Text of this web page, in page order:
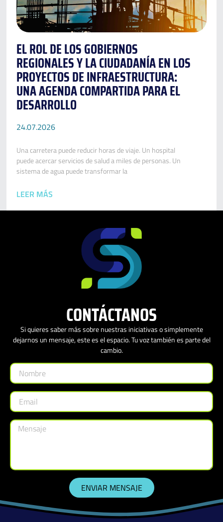
EL ROL DE LOS GOBIERNOS
REGIONALES Y LA CIUDADANÍA EN LOS
PROYECTOS DE INFRAESTRUCTURA:
UNA AGENDA COMPARTIDA PARA EL
DESARROLLO
24.07.2026
Una carretera puede reducir horas de viaje. Un hospital
puede acercar servicios de salud a miles de personas. Un
sistema de agua puede transformar la
LEER MÁS
CONTÁCTANOS
Si quieres saber más sobre nuestras iniciativas o simplemente
dejarnos un mensaje, este es el espacio. Tu voz también es parte del
cambio.
ENVIAR MENSAJE